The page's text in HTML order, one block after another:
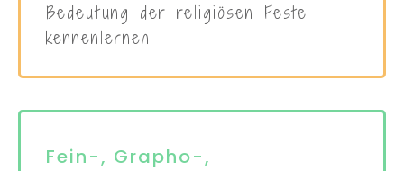
Bedeutung der religiösen Feste
kennenlernen
Fein-, Grapho-,